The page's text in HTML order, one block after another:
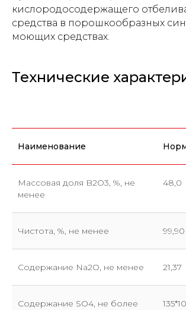
кислородосодержащего
средства в порошкообразных
моющих средствах.
Технические
Наименование
Массовая доля B2O3, %, не
менее
48,0
Чистота, %, не менее 99,90
Содержание Na2O, не менее 21,37
Содержание SO4, не более